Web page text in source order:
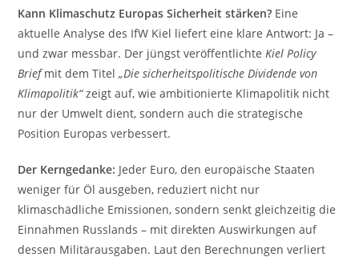
Kann Klimaschutz Europas Sicherheit stärken? Eine
aktuelle Analyse des IfW Kiel liefert eine klare Antwort: Ja –
und zwar messbar. Der jüngst veröffentlichteKiel Policy
Briefmit dem Titel„Die sicherheitspolitische Dividende von
Klimapolitik“zeigt auf, wie ambitionierte Klimapolitik nicht
nur der Umwelt dient, sondern auch die strategische
Position Europas verbessert.
Der Kerngedanke: Jeder Euro, den europäische Staaten
weniger für Öl ausgeben, reduziert nicht nur
klimaschädliche Emissionen, sondern senkt gleichzeitig die
Einnahmen Russlands – mit direkten Auswirkungen auf
dessen Militärausgaben. Laut den Berechnungen verliert